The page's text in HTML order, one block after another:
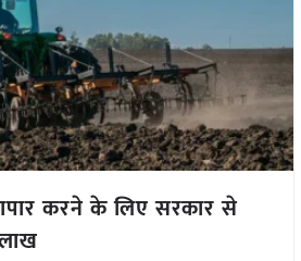
करने के लिए सरकार से